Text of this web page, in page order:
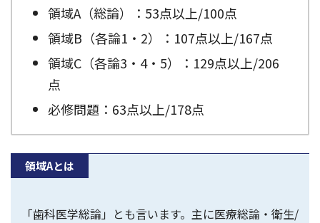
領域A（総論）：53点以上/100点
領域B（各論1・2）：107点以上/167点
領域C（各論3・4・5）：129点以上/206
点
必修問題：63点以上/178点
領域Aとは
「歯科医学総論」とも言います。主に医療総論・衛生/